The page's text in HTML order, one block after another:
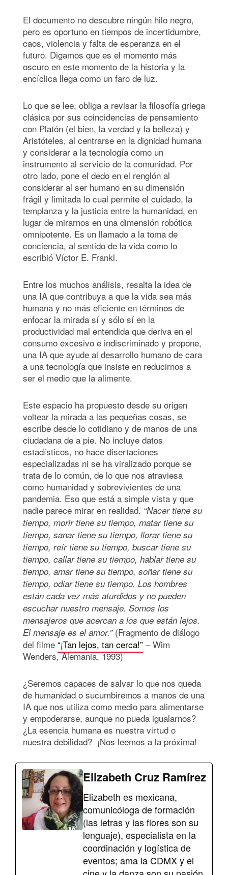
El documento no descubre ningún hilo negro,
pero es oportuno en tiempos de incertidumbre,
caos, violencia y falta de esperanza en el
futuro. Digamos que es el momento más
oscuro en este momento de la historia y la
encíclica llega como un faro de luz.
Lo que se lee, obliga a revisar la filosofía griega
clásica por sus coincidencias de pensamiento
con Platón (el bien, la verdad y la belleza) y
Aristóteles, al centrarse en la dignidad humana
y considerar a la tecnología como un
instrumento al servicio de la comunidad. Por
otro lado, pone el dedo en el renglón al
considerar al ser humano en su dimensión
frágil y limitada lo cual permite el cuidado, la
templanza y la justicia entre la humanidad, en
lugar de mirarnos en una dimensión robótica
omnipotente. Es un llamado a la toma de
conciencia, al sentido de la vida como lo
escribió Víctor E. Frankl.
Entre los muchos análisis, resalta la idea de
una IA que contribuya a que la vida sea más
humana y no más eficiente en términos de
enfocar la mirada sí y sólo sí en la
productividad mal entendida que deriva en el
consumo excesivo e indiscriminado y propone,
una IA que ayude al desarrollo humano de cara
a una tecnología que insiste en reducirnos a
ser el medio que la alimente.
Este espacio ha propuesto desde su origen
voltear la mirada a las pequeñas cosas, se
escribe desde lo cotidiano y de manos de una
ciudadana de a pie. No incluye datos
estadísticos, no hace disertaciones
especializadas ni se ha viralizado porque se
trata de lo común, de lo que nos atraviesa
como humanidad y sobrevivientes de una
pandemia. Eso que está a simple vista y que
nadie parece mirar en realidad. “Nacer tiene su
tiempo, morir tiene su tiempo, matar tiene su
tiempo, sanar tiene su tiempo, llorar tiene su
tiempo, reír tiene su tiempo, buscar tiene su
tiempo, callar tiene su tiempo, hablar tiene su
tiempo, amar tiene su tiempo, soñar tiene su
tiempo, odiar tiene su tiempo. Los hombres
están cada vez más aturdidos y no pueden
escuchar nuestro mensaje. Somos los
mensajeros que acercan a los que están lejos.
El mensaje es el amor.”(Fragmento de diálogo
del filme “¡Tan lejos, tan cerca!” – Wim
Wenders, Alemania, 1993)
¿Seremos capaces de salvar lo que nos queda
de humanidad o sucumbiremos a manos de una
IA que nos utiliza como medio para alimentarse
y empoderarse, aunque no pueda igualarnos?
¿La esencia humana es nuestra virtud o
nuestra debilidad? ¡Nos leemos a la próxima!
Elizabeth Cruz Ramírez
Elizabeth es mexicana,
comunicóloga de formación
(las letras y las flores son su
lenguaje), especialista en la
coordinación y logística de
eventos; ama la CDMX y el